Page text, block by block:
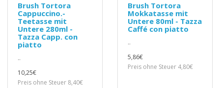
Brush Tortora
Cappuccino.-
Teetasse mit
Untere 280ml -
Tazza Capp. con
piatto
..
10,25€
Preis ohne Steuer 8,40€
Brush Tortora
Mokkatasse mit
Untere 80ml - Tazza
Caffé con piatto
..
5,86€
Preis ohne Steuer 4,80€